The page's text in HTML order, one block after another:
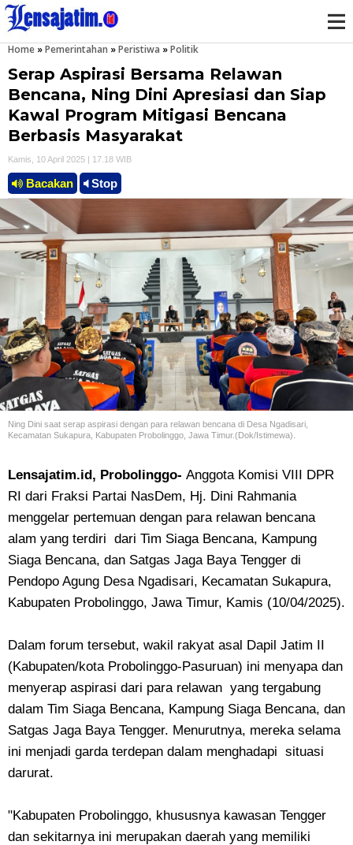
Home »Pemerintahan »Peristiwa »Politik
Serap Aspirasi Bersama Relawan
Bencana, Ning Dini Apresiasi dan Siap
Kawal Program Mitigasi Bencana
Berbasis Masyarakat
Kamis, 10 April 2025 | 17.18 WIB
Bacakan Stop
Ning Dini saat serap aspirasi dengan para relawan bencana di Desa Ngadisari,
Kecamatan Sukapura, Kabupaten Probolinggo, Jawa Timur.(Dok/Istimewa).
Lensajatim.id, Probolinggo- Anggota Komisi VIII DPR
RI dari Fraksi Partai NasDem, Hj. Dini Rahmania
menggelar pertemuan dengan para relawan bencana
alam yang terdiri dari Tim Siaga Bencana, Kampung
Siaga Bencana, dan Satgas Jaga Baya Tengger di
Pendopo Agung Desa Ngadisari, Kecamatan Sukapura,
Kabupaten Probolinggo, Jawa Timur, Kamis (10/04/2025).
Dalam forum tersebut, wakil rakyat asal Dapil Jatim II
(Kabupaten/kota Probolinggo-Pasuruan) ini menyapa dan
menyerap aspirasi dari para relawan yang tergabung
dalam Tim Siaga Bencana, Kampung Siaga Bencana, dan
Satgas Jaga Baya Tengger. Menurutnya, mereka selama
ini menjadi garda terdepan dalam menghadapi situasi
darurat.
"Kabupaten Probolinggo, khususnya kawasan Tengger
dan sekitarnya ini merupakan daerah yang memiliki